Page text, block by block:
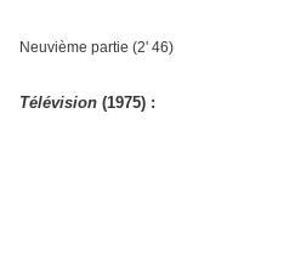
Neuvième partie (2' 46)
Télévision (1975) :